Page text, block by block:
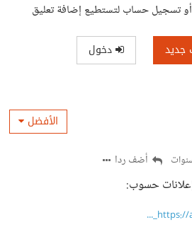
تسجيل حساب لتستطيع إضافة تعليق
دخول
الأفضل
أضف ردا
حسوب:
https://